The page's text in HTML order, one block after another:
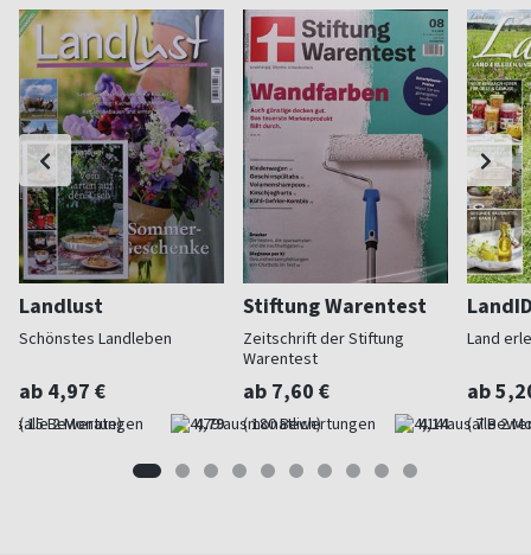
Landlust
Schönstes Landleben
ab 4,97 €
(alle 2 Monate) 4,79
Stiftung Warentest
Zeitschrift der Stiftung
Warentest
ab 7,60 €
(monatlich) 4,14
Land
ab
(alle 2